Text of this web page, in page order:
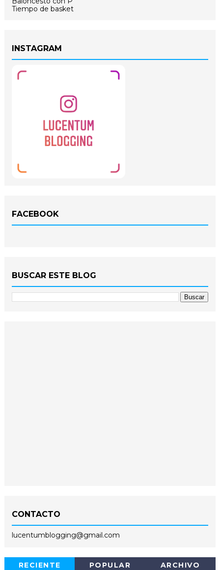
Tiempo de basket
INSTAGRAM
FACEBOOK
BUSCAR ESTE BLOG
CONTACTO
lucentumblogging@gmail.com
RECIENTE POPULAR ARCHIVO